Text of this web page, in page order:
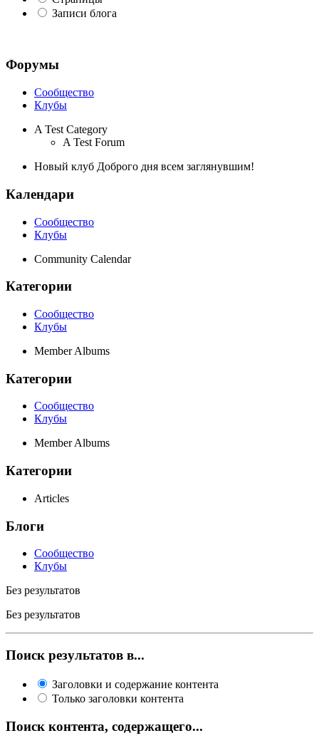
Записи блога
Форумы
Сообщество
Клубы
A Test Category
A Test Forum
Новый клуб Доброго дня всем заглянувшим!
Календари
Сообщество
Клубы
Community Calendar
Категории
Сообщество
Клубы
Member Albums
Категории
Сообщество
Клубы
Member Albums
Категории
Articles
Блоги
Сообщество
Клубы
Без результатов
Без результатов
Поиск результатов в...
Заголовки и содержание контента
Только заголовки контента
Поиск контента, содержащего...